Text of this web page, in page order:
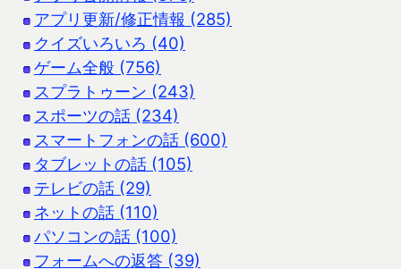
アプリ更新/修正情報 (285)
クイズいろいろ (40)
ゲーム全般 (756)
スプラトゥーン (243)
スポーツの話 (234)
スマートフォンの話 (600)
タブレットの話 (105)
テレビの話 (29)
ネットの話 (110)
パソコンの話 (100)
フォームへの返答 (39)